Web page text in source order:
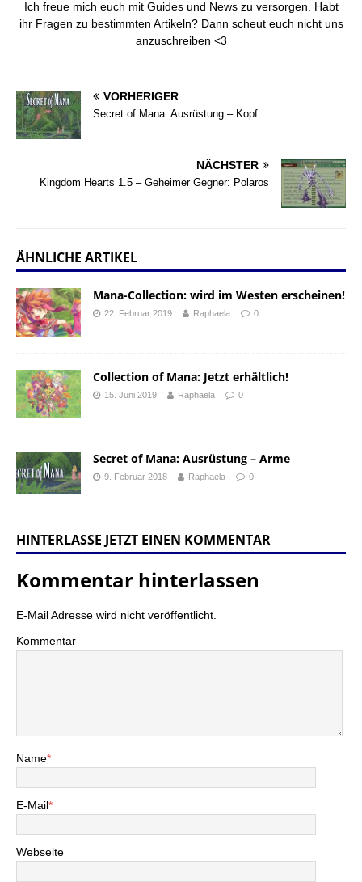
Ich freue mich euch mit Guides und News zu versorgen. Habt
ihr Fragen zu bestimmten Artikeln? Dann scheut euch nicht uns
anzuschreiben <3
VORHERIGER
Secret of Mana: Ausrüstung – Kopf
NÄCHSTER
Kingdom Hearts 1.5 – Geheimer Gegner: Polaros
ÄHNLICHE ARTIKEL
Mana-Collection: wird im Westen erscheinen!
22. Februar 2019 Raphaela 0
Collection of Mana: Jetzt erhältlich!
15. Juni 2019 Raphaela 0
Secret of Mana: Ausrüstung – Arme
9. Februar 2018 Raphaela 0
HINTERLASSE JETZT EINEN KOMMENTAR
Kommentar hinterlassen
E-Mail Adresse wird nicht veröffentlicht.
Kommentar
Name*
E-Mail*
Webseite